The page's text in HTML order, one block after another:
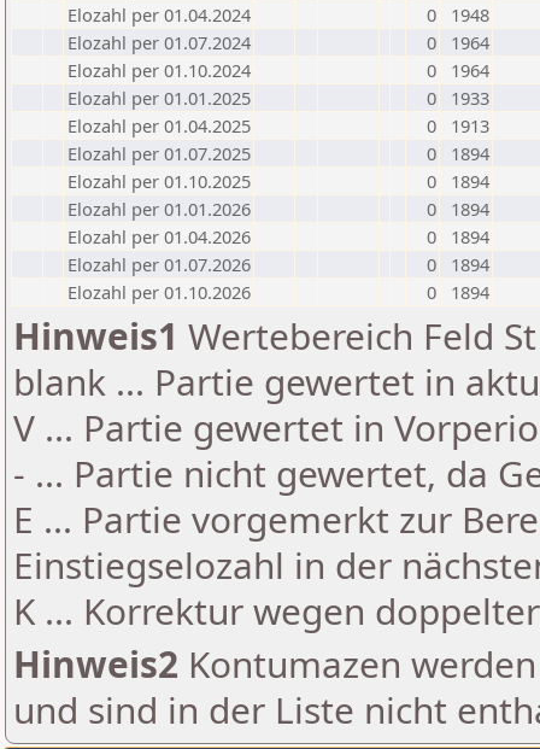
Elozahl per 01.04.2024
0
1948
Elozahl per 01.07.2024
0
1964
Elozahl per 01.10.2024
0
1964
Elozahl per 01.01.2025
0
1933
Elozahl per 01.04.2025
0
1913
Elozahl per 01.07.2025
0
1894
Elozahl per 01.10.2025
0
1894
Elozahl per 01.01.2026
0
1894
Elozahl per 01.04.2026
0
1894
Elozahl per 01.07.2026
0
1894
Elozahl per 01.10.2026
0 1894
Hinweis1 Wertebereich Feld
blank ... Partie gewertet in
V ... Partie gewertet in
- ... Partie nicht gewertet, da
E ... Partie vorgemerkt zur
Einstiegselozahl in der
K ... Korrektur wegen
Hinweis2 Kontumazen
und sind in der Liste nicht